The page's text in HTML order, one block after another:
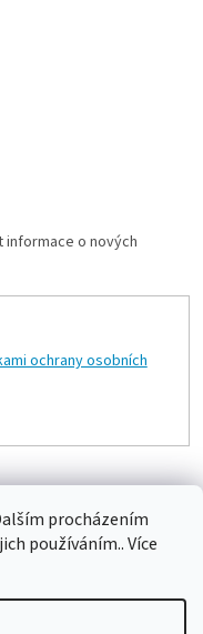
procházením
používáním.. Více
informace o nových
ochrany osobních